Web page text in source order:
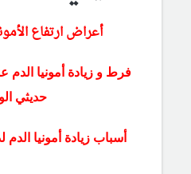
أعراض ارتفاع
فرط و زيادة أمونيا الدم
حديثي
أسباب زيادة أمونيا